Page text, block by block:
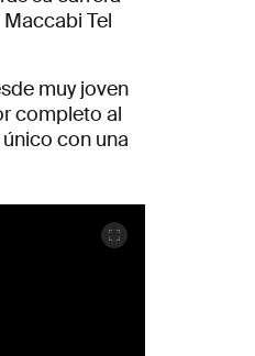
Tel
muy joven
completo al
con una